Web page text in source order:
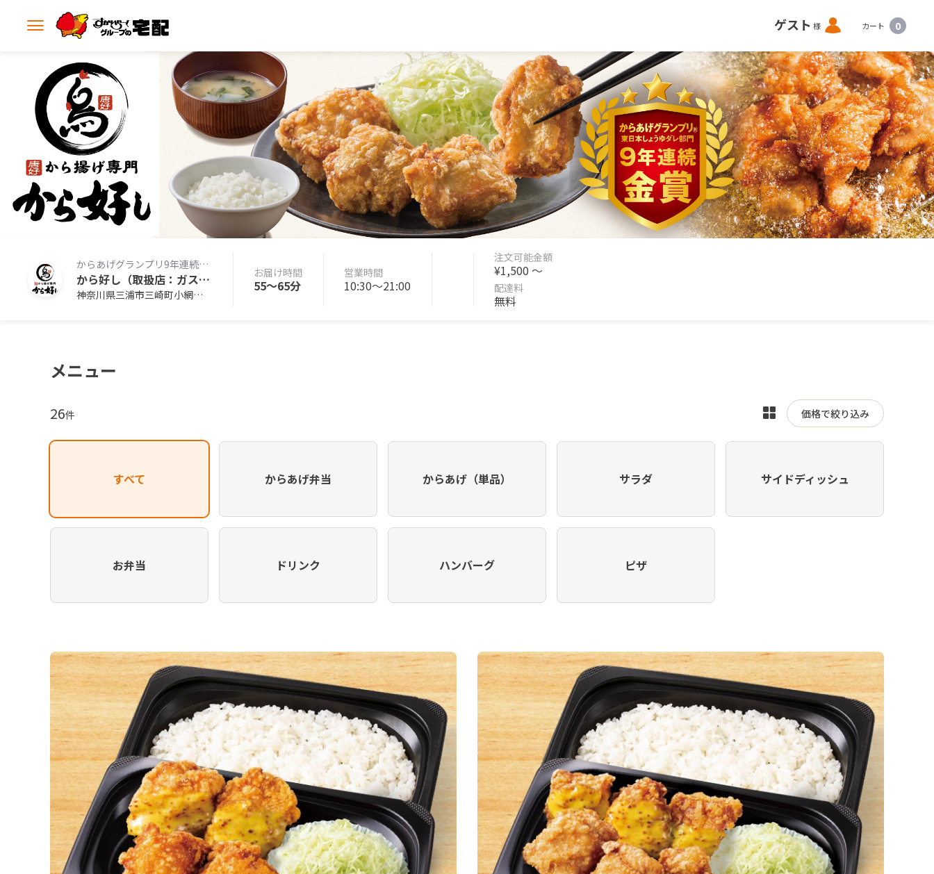
メ
ー
を
開
く
ゲスト 様 ロ
グ
イ
ン
カート 0
からあげグランプリ9年連続金賞の本格からあげ専門店の味をお届けします。
から好し（取扱店：ガスト三浦店）
神奈川県三浦市三崎町小網代57-1
お届け時間
55〜65分
営業時間
10:30〜21:00
注文可能金額
¥1,500 〜
配達料
無料
メニュー
26件
表
り
え
価格で絞り込み
すべて からあげ弁当 からあげ（単品） サラダ サイドディッシュ
お弁当 ドリンク ハンバーグ ピザ